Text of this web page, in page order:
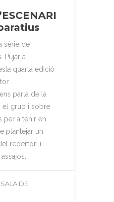
sèrie de
Pujar a
quarta edició
parla de la
el grup i sobre
per a tenir en
plantejar un
repertori i
SALA DE